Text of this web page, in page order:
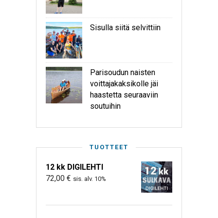
Sisulla siitä selvittiin
Parisoudun naisten
voittajakaksikolle jäi
haastetta seuraaviin
soutuihin
TUOTTEET
12 kk DIGILEHTI
72,00 € sis. alv. 10%